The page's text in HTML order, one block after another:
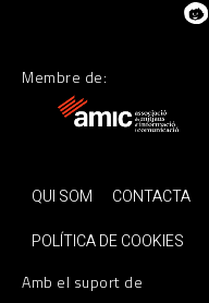
Membre de:
QUI SOM CONTACTA
POLÍTICA DE COOKIES
Amb el suport de